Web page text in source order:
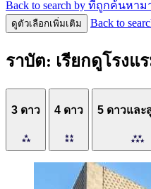
Back to search by ที่ถูกค้นหา
ดูตัวเลือกเพิ่มเติม Back to
ราบัต: เรียกดูโรงแ
3 ดาว 4 ดาว 5 ดาวและ